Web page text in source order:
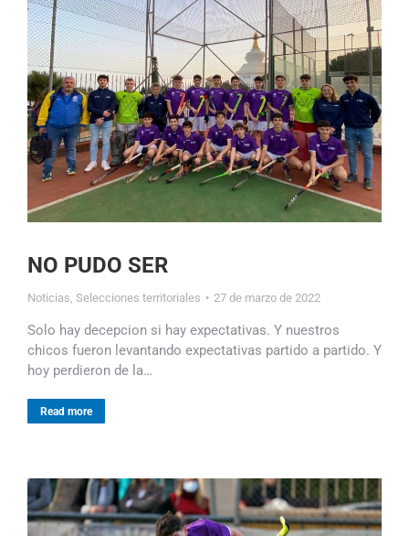
NO PUDO SER
Noticias Selecciones territoriales 27 de marzo de 2022
Solo hay decepcion si hay expectativas. Y nuestros
chicos fueron levantando expectativas partido a partido. Y
hoy perdieron de la…
Read more